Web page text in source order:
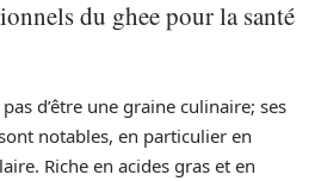
du ghee pour la santé
d’être une graine culinaire; ses
notables, en particulier en
Riche en acides gras et en